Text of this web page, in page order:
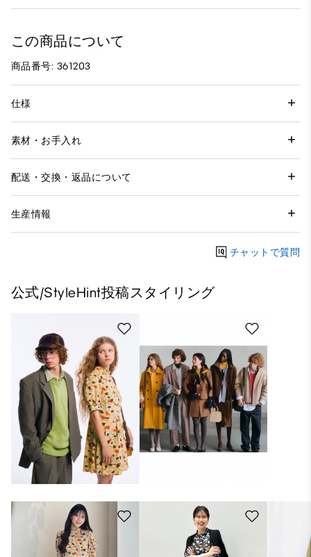
この商品について
商品番号: 361203
仕様
素材・お手入れ
配送・交換・返品について
生産情報
チャットで質問
公式/StyleHint投稿スタイリング